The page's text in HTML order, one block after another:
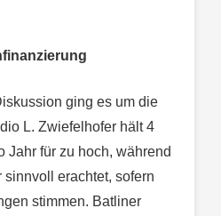
ging es um die
L. Zwiefelhofer hält 4
Jahr für zu hoch, während
erachtet, sofern
stimmen. Batliner